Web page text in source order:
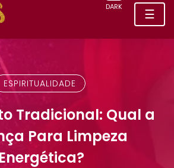
☰
DARK
ESPIRITUALIDADE
Tradicional: Qual a
Para Limpeza
Energética?